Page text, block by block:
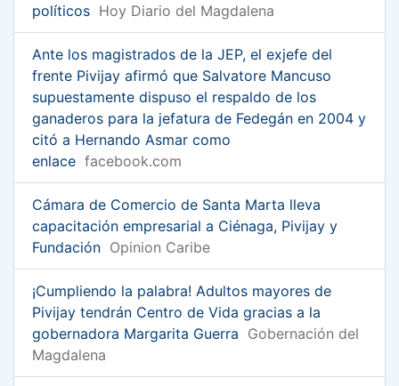
políticos Hoy Diario del Magdalena
Ante los magistrados de la JEP, el exjefe del
frente Pivijay afirmó que Salvatore Mancuso
supuestamente dispuso el respaldo de los
ganaderos para la jefatura de Fedegán en 2004 y
citó a Hernando Asmar como
enlace facebook.com
Cámara de Comercio de Santa Marta lleva
capacitación empresarial a Ciénaga, Pivijay y
Fundación Opinion Caribe
¡Cumpliendo la palabra! Adultos mayores de
Pivijay tendrán Centro de Vida gracias a la
gobernadora Margarita Guerra Gobernación del
Magdalena